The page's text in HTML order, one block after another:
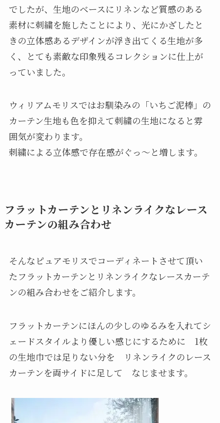
でしたが、生地のベースにリネンなど質感のある
素材に刺繍を施したことにより、光にかざしたと
きの立体感あるデザインが浮き出てくる生地が多
く、とても素敵な印象残るコレクションに仕上が
っていました。
ウィリアムモリスではお馴染みの「いちご泥棒」の
カーテン生地も色を抑えて刺繍の生地になると雰
囲気が変わります。
刺繍による立体感で存在感がぐっ～と増します。
フラットカーテンとリネンライクなレース
カーテンの組み合わせ
そんなピュアモリスでコーディネートさせて頂い
たフラットカーテンとリネンライクなレースカーテ
ンの組み合わせをご紹介します。
フラットカーテンにほんの少しのゆるみを入れてシ
ェードスタイルより優しい感じにするために 1枚
の生地巾では足りない分を リネンライクのレース
カーテンを両サイドに足して なじませます。